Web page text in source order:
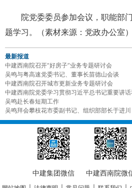
院党委委员参加会议，职能部门
题学习。（素材来源：党政办公室）
最新报道
中建西南院召开“好房子”业务专题研讨会
吴鸣与粤高速党委书记、董事长苗德山会谈
中建西南院召开城市更新业务专题研讨会
中建西南院党委学习贯彻习近平总书记重要讲
吴鸣赴长春短期工作
吴鸣拜会攀枝花市委副书记、组织部部长于进川
中建集团微信 中建西南院微